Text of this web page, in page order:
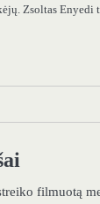
Zsoltas Enyedi
filmuotą